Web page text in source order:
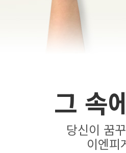
그 속
당신이 꿈
이엔피